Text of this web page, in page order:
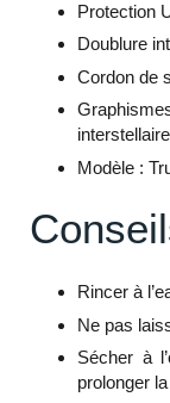
Protection
Doublure
Cordon de
Modèle :
Rincer à
Ne pas
Sécher à
prolonger